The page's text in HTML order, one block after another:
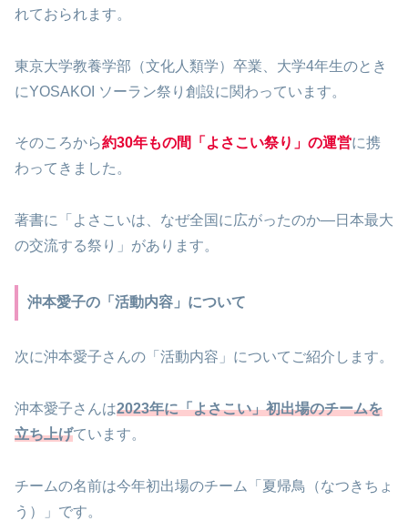
れておられます。
東京大学教養学部（文化人類学）卒業、大学4年生のとき
にYOSAKOI ソーラン祭り創設に関わっています。
そのころから約30年もの間「よさこい祭り」の運営に携
わってきました。
著書に「よさこいは、なぜ全国に広がったのか―日本最大
の交流する祭り」があります。
沖本愛子の「活動内容」について
次に沖本愛子さんの「活動内容」についてご紹介します。
沖本愛子さんは2023年に「よさこい」初出場のチームを
立ち上げています。
チームの名前は今年初出場のチーム「夏帰鳥（なつきちょ
う）」です。